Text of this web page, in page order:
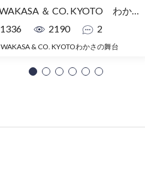
＆ CO. KYOTO わかさの舞台
1336
2190 2
WAKASA & CO. KYOTOわかさの舞台